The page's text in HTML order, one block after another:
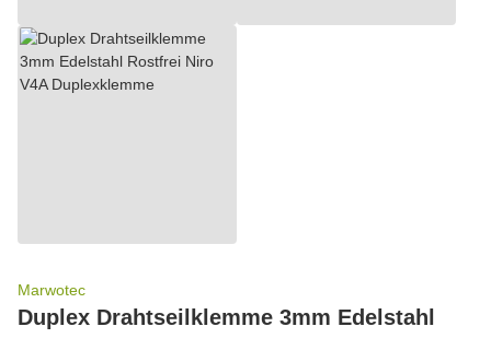
Marwotec
Duplex Drahtseilklemme 3mm Edelstahl